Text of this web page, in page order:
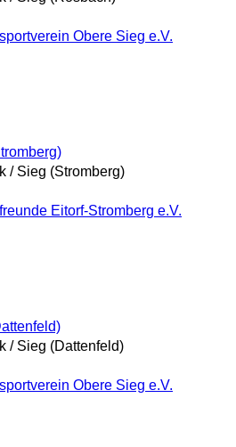
Obere Sieg e.V.
/ Sieg (Stromberg)
Eitorf-Stromberg e.V.
/ Sieg (Dattenfeld)
Obere Sieg e.V.